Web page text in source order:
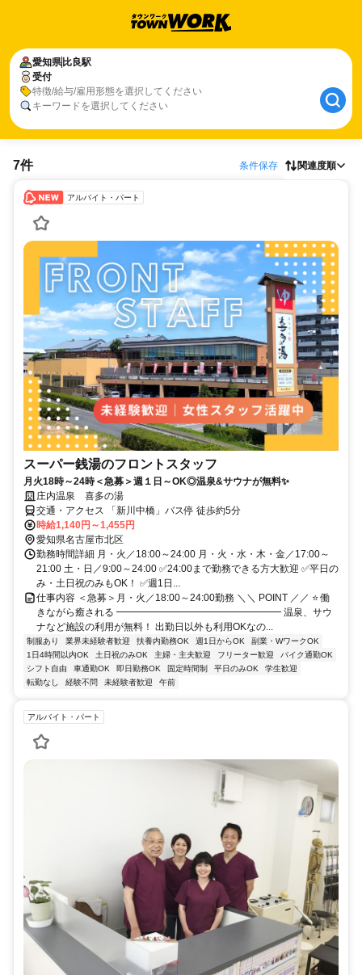
愛知県 比良駅
受付
特徴/給与/雇用形態を選択してください
キーワードを選択してください
7件 条件保存 関連度順
アルバイト・パート
スーパー銭湯のフロントスタッフ
月火18時～24時＜急募＞週１日～OK◎温泉&サウナが無料✨
庄内温泉 喜多の湯
交通・アクセス 「新川中橋」バス停 徒歩約5分
時給1,140円～1,455円
愛知県名古屋市北区
勤務時間詳細 月・火／18:00～24:00 月・火・水・木・金／17:00～
21:00 土・日／9:00～24:00 ✅24:00まで勤務できる方大歓迎 ✅平日の
み・土日祝のみもOK！ ✅週1日...
仕事内容 ＜急募＞月・火／18:00～24:00勤務 ＼＼ POINT ／／ ⭐ 働
きながら癒される ━━━━━━━━━━━━━━━━━ 温泉、サウ
ナなど施設の利用が無料！ 出勤日以外も利用OKなの...
制服あり 業界未経験者歓迎 扶養内勤務OK 週1日からOK
副業・WワークOK
1日4時間以内OK
土日祝のみOK 主婦・主夫歓迎 フリーター歓迎
バイク通勤OK
シフト自由
車通勤OK 即日勤務OK 固定時間制 平日のみOK
学生歓迎
転勤なし
経験不問 未経験者歓迎 午前
アルバイト・パート